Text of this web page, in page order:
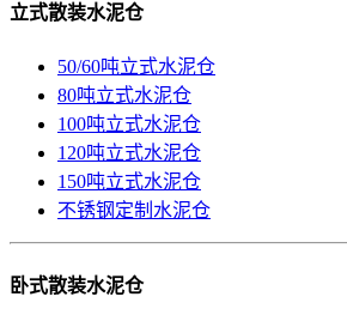
立式散装水泥仓
50/60吨立式水泥仓
80吨立式水泥仓
100吨立式水泥仓
120吨立式水泥仓
150吨立式水泥仓
不锈钢定制水泥仓
卧式散装水泥仓